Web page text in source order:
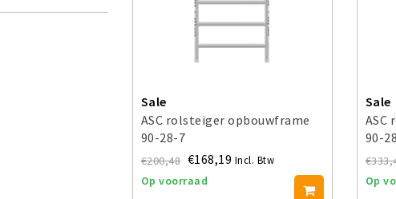
Sale
ASC rolsteiger opbouwframe
90-28-7
€200,48 €168,19 Incl. Btw
Op voorraad
Sale
90-
Op